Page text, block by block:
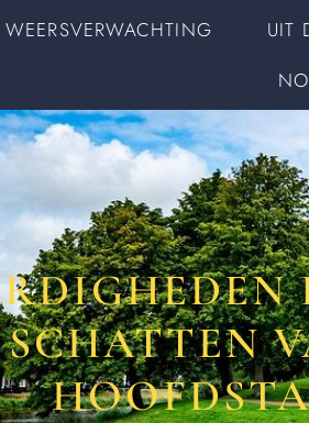
WEERSVERWACHTING
UIT